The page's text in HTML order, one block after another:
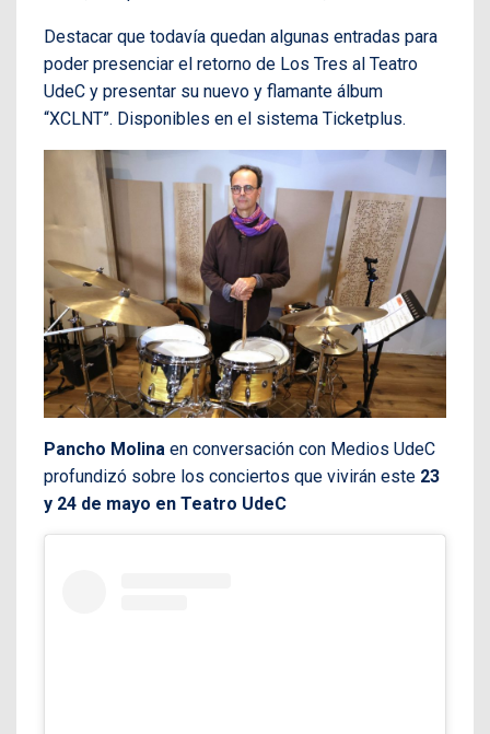
Destacar que todavía quedan algunas entradas para
poder presenciar el retorno de Los Tres al Teatro
UdeC y presentar su nuevo y flamante álbum
“XCLNT”. Disponibles en el sistema Ticketplus.
Pancho Molina en conversación con Medios UdeC
profundizó sobre los conciertos que vivirán este 23
y 24 de mayo en Teatro UdeC